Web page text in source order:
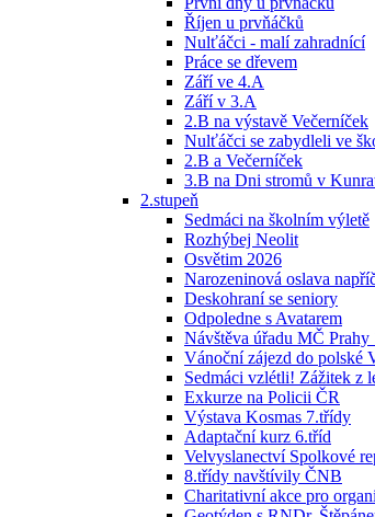
Říjen u prvňáčků
Nulťáčci - malí zahradnící
Práce se dřevem
Září ve 4.A
Září v 3.A
2.B na výstavě Večerníček
Nulťáčci se zabydleli ve
2.B a Večerníček
3.B na Dni stromů v
2.stupeň
Sedmáci na školním výletě
Rozhýbej Neolit
Osvětim 2026
Narozeninová oslava
Deskohraní se seniory
Odpoledne s Avatarem
Návštěva úřadu MČ Prahy
Vánoční zájezd do polské
Sedmáci vzlétli! Zážitek z
Exkurze na Policii ČR
Výstava Kosmas 7.třídy
Adaptační kurz 6.tříd
Velvyslanectví Spolkové
8.třídy navštívily ČNB
Charitativní akce pro